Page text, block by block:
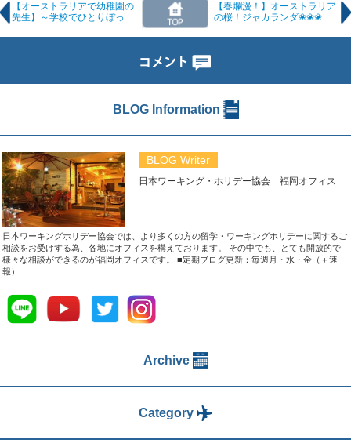
【オーストラリアで幼稚園の
先生】～学校でひとりぼっち
【春爛漫！】オーストラリア
の桜！ジャカランダ❀❀❀
BLOG Information
BLOG Writer
日本ワーキング・ホリデー協会 福岡オフィス
日本ワーキングホリデー協会では、より多くの方の留学・ワーキングホリデーに関するご
相談をお受けする為、各地にオフィスを構えております。 その中でも、とても開放的で
様々な相談ができるのが福岡オフィスです。 ■定期ブログ更新：毎週月・水・金（＋速
報）
Archive
Category